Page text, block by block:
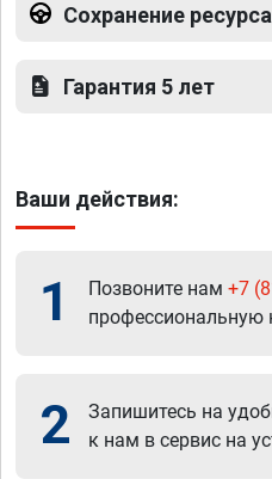
Сохранение ресурса
Гарантия 5 лет
Ваши действия:
1 Позвоните нам +7
профессиональную
2
Запишитесь на
к нам в сервис на